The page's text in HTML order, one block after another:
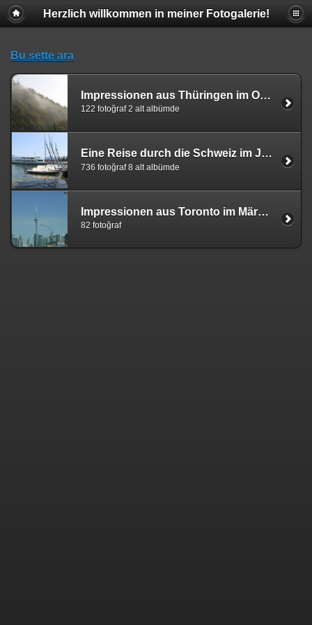
Herzlich willkommen in meiner Fotogalerie!
Bu sette ara
Impressionen aus Thüringen im Oktober 2015
122 fotoğraf 2 alt albümde
Eine Reise durch die Schweiz im Juli 2015
736 fotoğraf 8 alt albümde
Impressionen aus Toronto im März 2015
82 fotoğraf